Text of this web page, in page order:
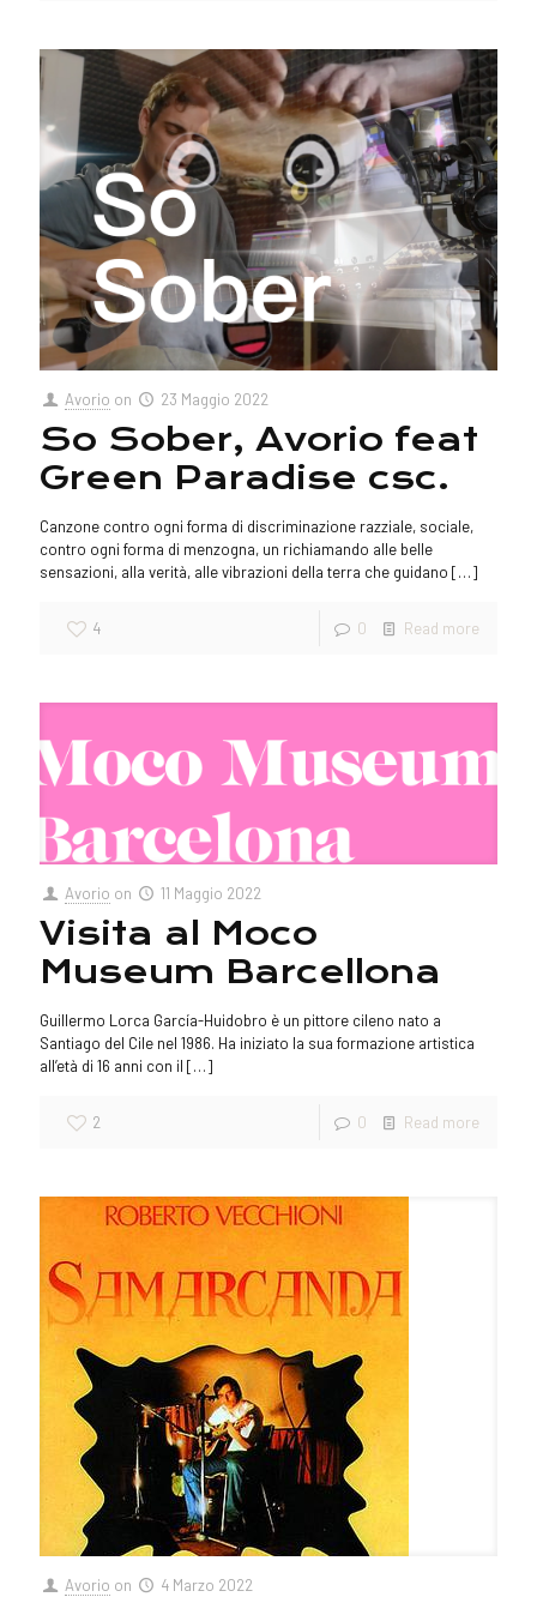
Avorio on 23 Maggio 2022
So Sober, Avorio feat
Green Paradise csc.
Canzone contro ogni forma di discriminazione razziale, sociale,
contro ogni forma di menzogna, un richiamando alle belle
sensazioni, alla verità, alle vibrazioni della terra che guidano […]
4 0 Read more
Avorio on 11 Maggio 2022
Visita al Moco
Museum Barcellona
Guillermo Lorca García-Huidobro è un pittore cileno nato a
Santiago del Cile nel 1986. Ha iniziato la sua formazione artistica
all’età di 16 anni con il […]
2 0 Read more
Avorio on 4 Marzo 2022